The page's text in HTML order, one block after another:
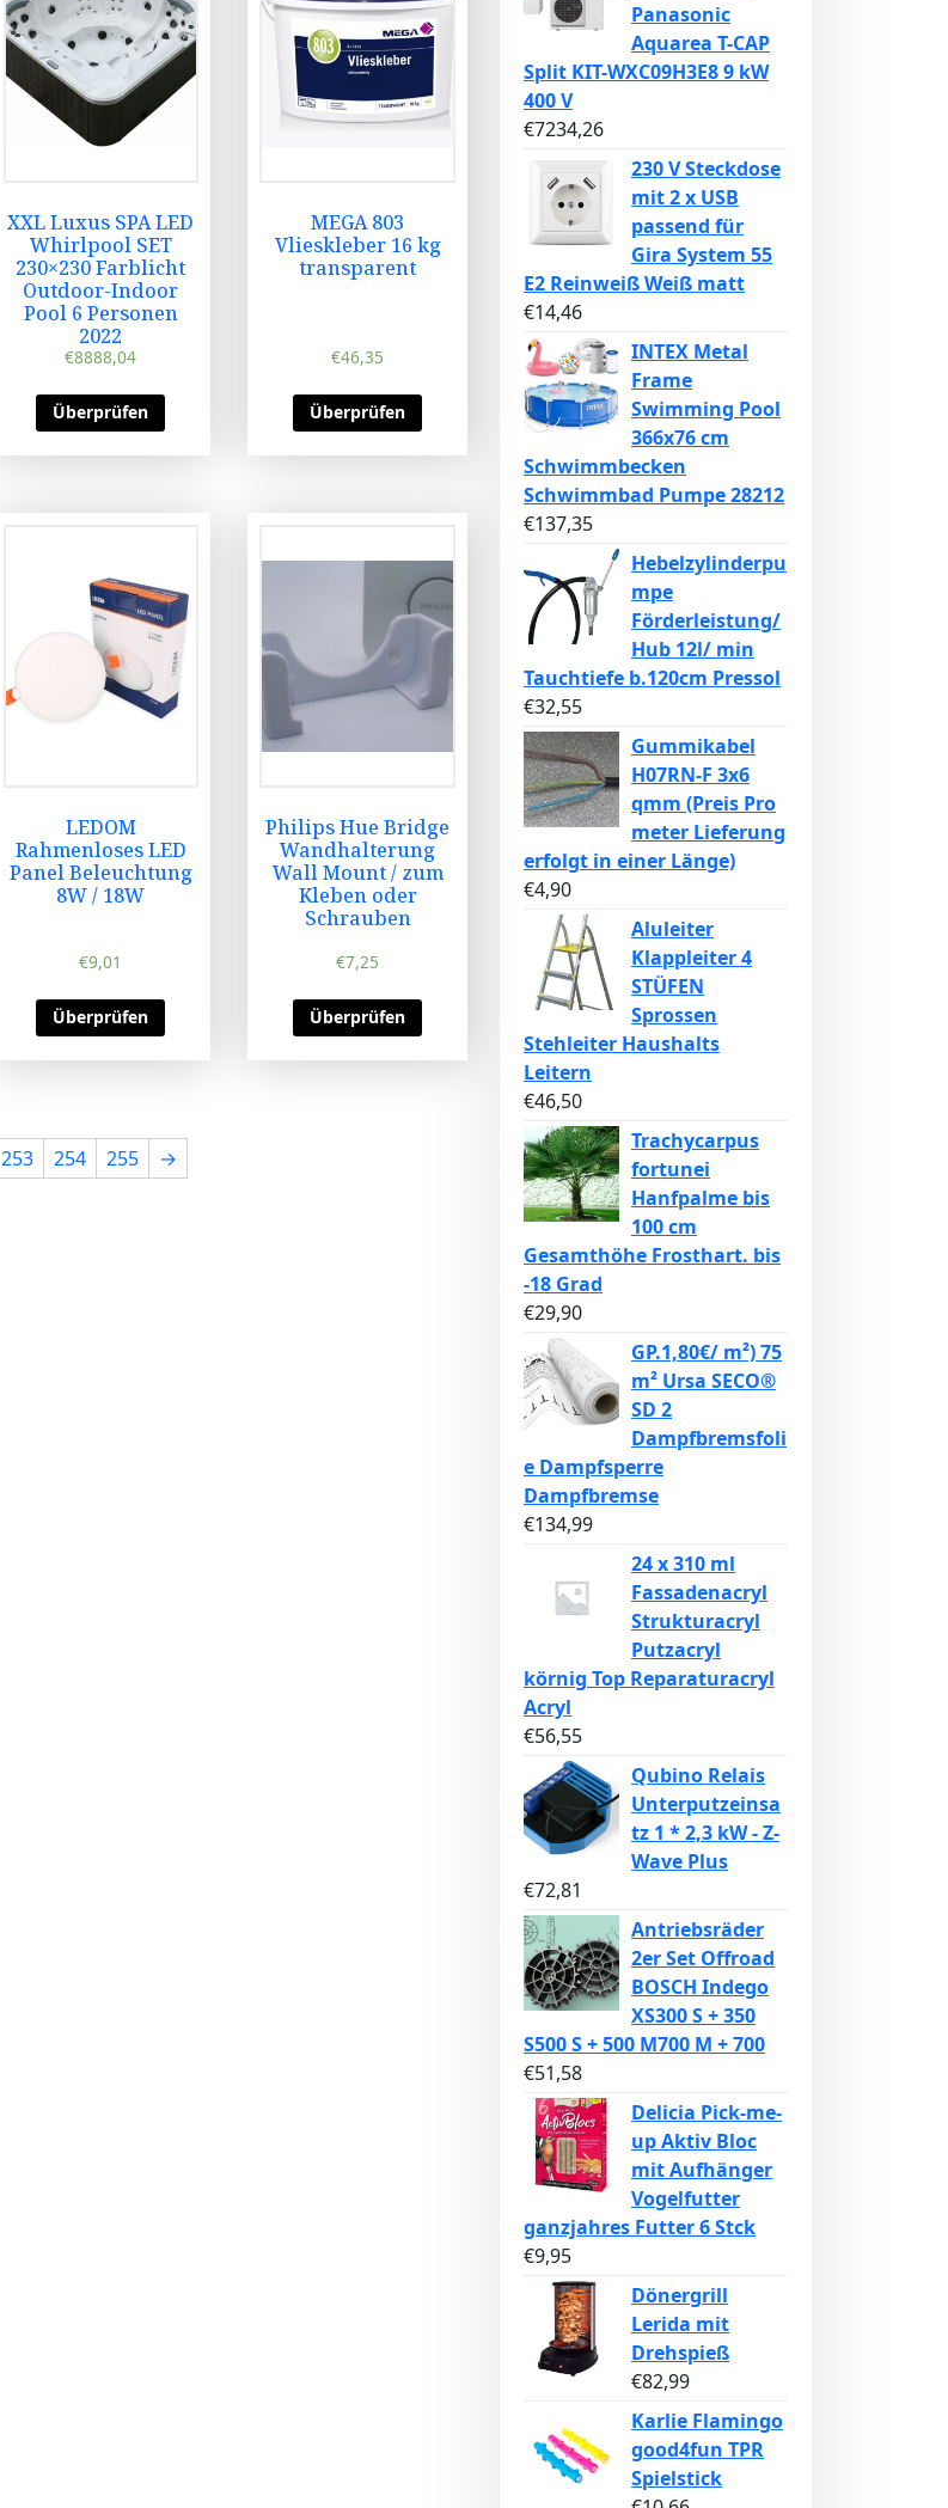
XXL Luxus SPA LED
Whirlpool SET
230×230 Farblicht
Outdoor-Indoor
Pool 6 Personen
2022
€8888,04
Überprüfen
MEGA 803
Vlieskleber 16 kg
transparent
€46,35
Überprüfen
LEDOM
Rahmenloses LED
Panel Beleuchtung
8W / 18W
€9,01
Überprüfen
Philips Hue Bridge
Wandhalterung
Wall Mount / zum
Kleben oder
Schrauben
€7,25
Überprüfen
253 254 255 →
Panasonic
Aquarea T-CAP
Split KIT-WXC09H3E8 9 kW
400 V
€7234,26
230 V Steckdose
mit 2 x USB
passend für
Gira System 55
E2 Reinweiß Weiß matt
€14,46
INTEX Metal
Frame
Swimming Pool
366x76 cm
Schwimmbecken
Schwimmbad Pumpe 28212
€137,35
Hebelzylinderpu
mpe
Förderleistung/
Hub 12l/ min
Tauchtiefe b.120cm Pressol
€32,55
Gummikabel
H07RN-F 3x6
qmm (Preis Pro
meter Lieferung
erfolgt in einer Länge)
€4,90
Aluleiter
Klappleiter 4
STÜFEN
Sprossen
Stehleiter Haushalts
Leitern
€46,50
Trachycarpus
fortunei
Hanfpalme bis
100 cm
Gesamthöhe Frosthart. bis
-18 Grad
€29,90
GP.1,80€/ m²) 75
m² Ursa SECO®
SD 2
Dampfbremsfoli
e Dampfsperre
Dampfbremse
€134,99
24 x 310 ml
Fassadenacryl
Strukturacryl
Putzacryl
körnig Top Reparaturacryl
Acryl
€56,55
Qubino Relais
Unterputzeinsa
tz 1 * 2,3 kW - Z-
Wave Plus
€72,81
Antriebsräder
2er Set Offroad
BOSCH Indego
XS300 S + 350
S500 S + 500 M700 M + 700
€51,58
Delicia Pick-me-
up Aktiv Bloc
mit Aufhänger
Vogelfutter
ganzjahres Futter 6 Stck
€9,95
Dönergrill
Lerida mit
Drehspieß
€82,99
Karlie Flamingo
good4fun TPR
Spielstick